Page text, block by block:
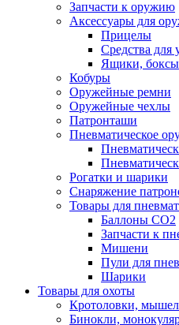
Запчасти к оружию
Аксессуары для
Прицелы
Средства для
Ящики, боксы
Кобуры
Оружейные ремни
Оружейные чехлы
Патронташи
Пневматическое
Рогатки и шарики
Снаряжение
Товары для
Баллоны СО2
Запчасти к
Мишени
Пули для
Шарики
Товары для охоты
Кротоловки,
Бинокли,